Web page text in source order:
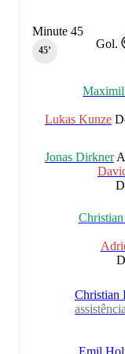
Gol.
Minute 45
45‎’‎
Lukas Kunze
Jonas Dirkner
Christian
Emil